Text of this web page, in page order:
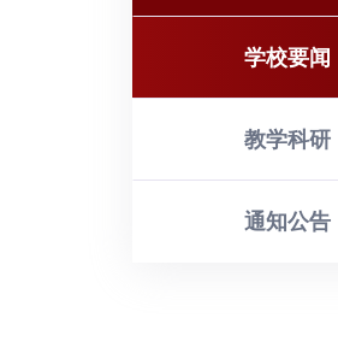
学校要闻
教学科研
通知公告